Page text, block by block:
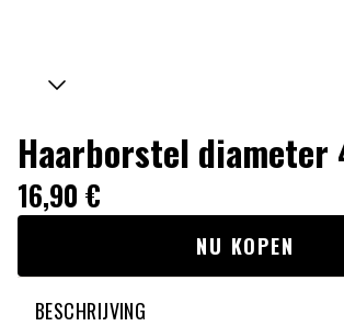
Haarborstel diameter
16,90 €
NU KOPEN
BESCHRIJVING